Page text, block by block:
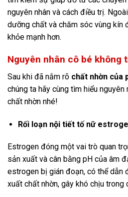
nguyên nhân và cách điều trị.
dưỡng chất và chăm sóc vùng kín
khỏe mạnh hơn.
Nguyên nhân cô bé không
Sau khi đã nắm rõ chất nhờn của
chúng ta hãy cùng tìm hiểu
chất nhờn nhé!
Rối loạn nội tiết tố nữ
Estrogen đóng một vai trò quan
sản xuất và cân bằng pH của âm
estrogen bị gián đoạn, có thể dẫn
xuất chất nhờn, gây khó chịu trong